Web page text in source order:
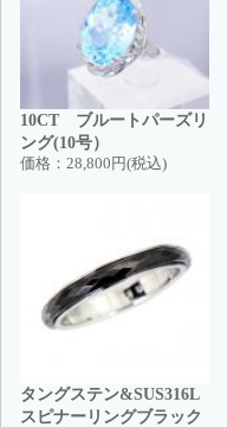
10CT ブルートパーズリ
ング(10号）
価格： 28,800円(税込)
タングステン&SUS316L
スピナーリングブラック